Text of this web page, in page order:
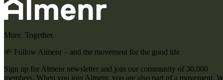
More. Together.
🌱 Follow Almenr – and the movement for the good life
Sign up for Almenr newsletter and join our community of 30,000
members. When you join Almenr, you are also part of a movement.